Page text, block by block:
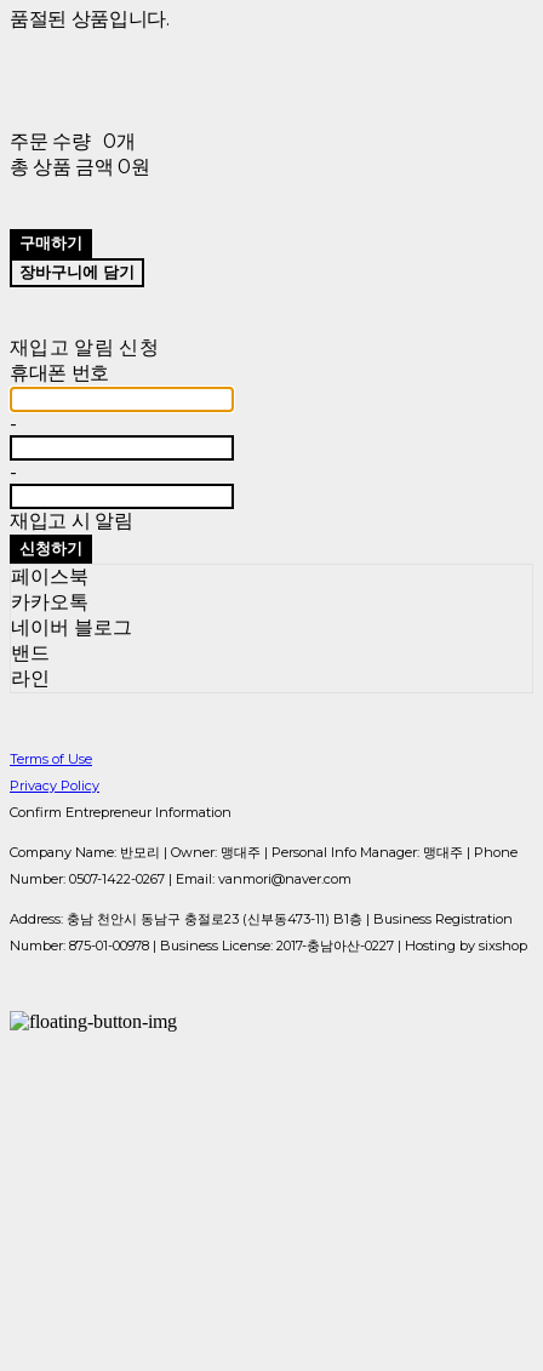
품절된 상품입니다.
주문 수량 0개
총 상품 금액 0원
구매하기
장바구니에 담기
재입고 알림 신청
휴대폰 번호
-
-
재입고 시 알림
신청하기
페이스북
카카오톡
네이버 블로그
밴드
라인
Terms of Use
Privacy Policy
Confirm Entrepreneur Information
Company Name: 반모리 | Owner: 맹대주 | Personal Info Manager: 맹대주 | Phone
Number: 0507-1422-0267 | Email: vanmori@naver.com
Address: 충남 천안시 동남구 충절로23 (신부동473-11) B1층 | Business Registration
Number: 875-01-00978 | Business License: 2017-충남아산-0227 | Hosting by sixshop